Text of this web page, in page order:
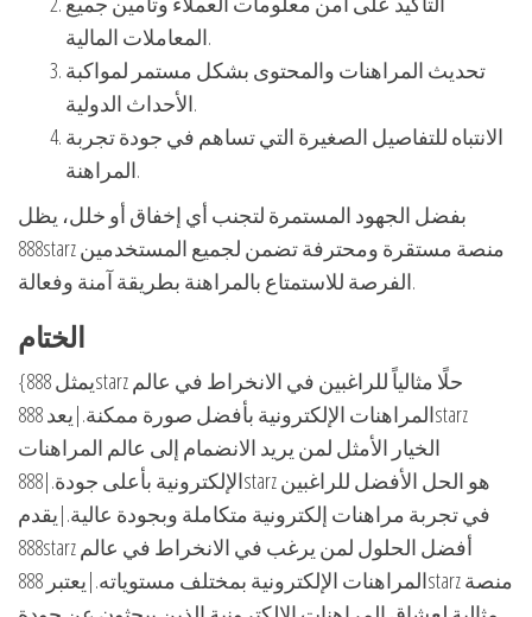
المعاملات المالية.
تحديث المراهنات والمحتوى بشكل مستمر لمواكبة
الأحداث الدولية.
الانتباه للتفاصيل الصغيرة التي تساهم في جودة تجربة
المراهنة.
بفضل الجهود المستمرة لتجنب أي إخفاق أو خلل، يظل
888starz منصة مستقرة ومحترفة تضمن لجميع المستخدمين
الفرصة للاستمتاع بالمراهنة بطريقة آمنة وفعالة.
الختام
{يمثل 888starz حلًا مثالياً للراغبين في الانخراط في عالم
المراهنات الإلكترونية بأفضل صورة ممكنة.|يعد 888starz
الخيار الأمثل لمن يريد الانضمام إلى عالم المراهنات
الإلكترونية بأعلى جودة.|888starz هو الحل الأفضل للراغبين
في تجربة مراهنات إلكترونية متكاملة وبجودة عالية.|يقدم
888starz أفضل الحلول لمن يرغب في الانخراط في عالم
المراهنات الإلكترونية بمختلف مستوياته.|يعتبر 888starz منصة